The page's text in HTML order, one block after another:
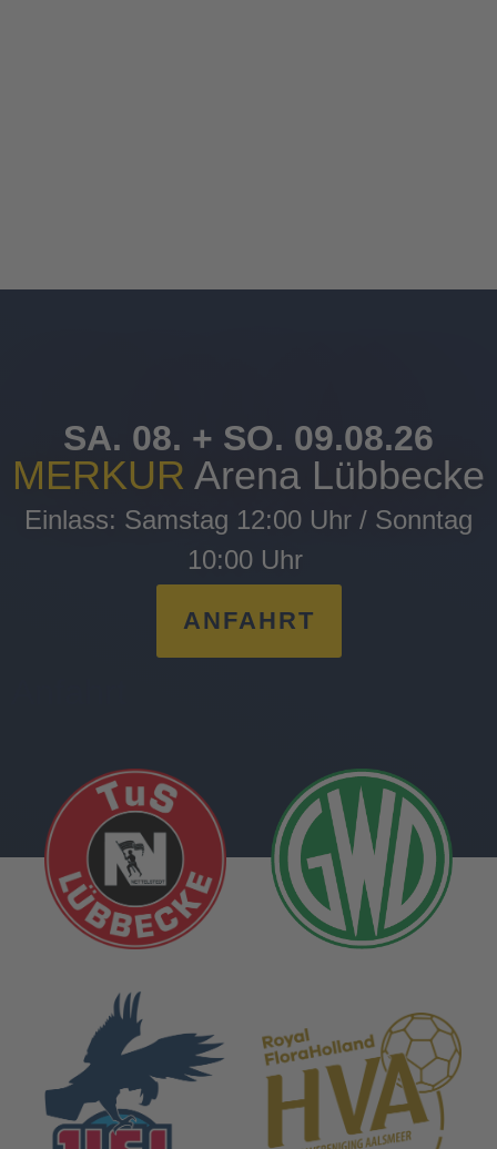
SA. 08. + SO. 09.08.26
MERKUR Arena Lübbecke
Einlass: Samstag 12:00 Uhr / Sonntag
10:00 Uhr
ANFAHRT